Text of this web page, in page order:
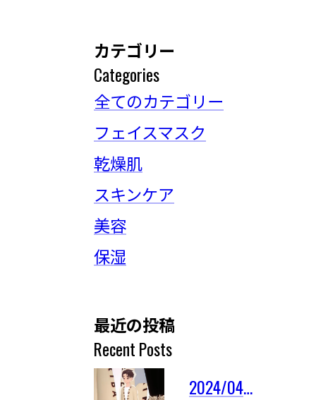
カテゴリー
Categories
全てのカテゴリー
フェイスマスク
乾燥肌
スキンケア
美容
保湿
最近の投稿
Recent Posts
2024/04/03